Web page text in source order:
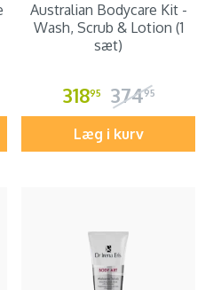
Australian Bodycare Kit -
Wash, Scrub & Lotion (1
sæt)
31895 37495
Læg i kurv